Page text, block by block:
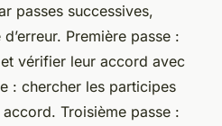
passes successives,
Première passe :
vérifier leur accord avec
: chercher les participes
Troisième passe :